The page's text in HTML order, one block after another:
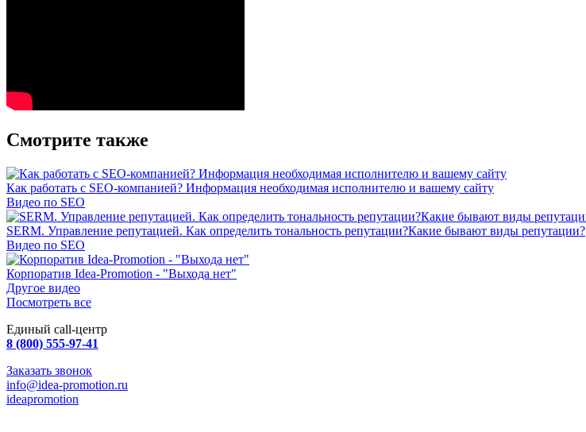
Смотрите также
Как работать с SEO-компанией? Информация необходимая исполнителю и вашему сайту
Видео по SEO
SERM. Управление репутацией. Как определить тональность репутации?Какие бывают виды репутации?
Видео по SEO
Корпоратив Idea-Promotion - "Выхода нет"
Другое видео
Посмотреть все
Единый call-центр
8 (800) 555-97-41
Заказать звонок
info@idea-promotion.ru
ideapromotion